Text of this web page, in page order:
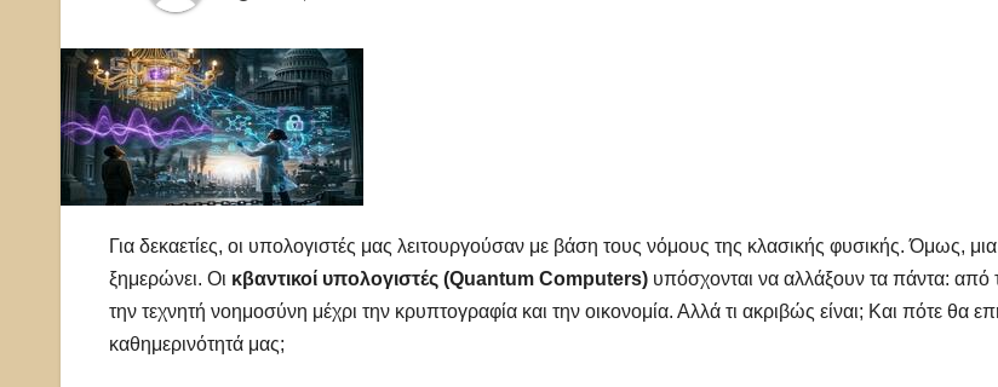
Για δεκαετίες, οι υπολογιστές μας λειτουργούσαν με βάση τους νόμους της κλασικής φυσικής. Όμως,
ξημερώνει. Οι κβαντικοί υπολογιστές (Quantum Computers) υπόσχονται να αλλάξουν τα πάντα: από
την τεχνητή νοημοσύνη μέχρι την κρυπτογραφία και την οικονομία. Αλλά τι ακριβώς είναι; Και πότε θα
καθημερινότητά μας;